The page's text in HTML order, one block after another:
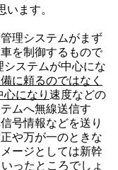
ます。
理システムがまず
を制御するもので
システムが中心にな
に頼るのではなく
になり 速度などの
ムへ無線送信す
号情報などを送り
や万が一のときな
ージとしては新幹
ったところでしょ